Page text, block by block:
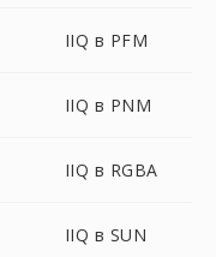
IIQ в PFM
IIQ в PNM
IIQ в RGBA
IIQ в SUN